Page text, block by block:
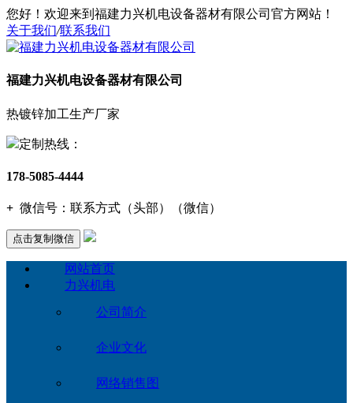
您好！欢迎来到福建力兴机电设备器材有限公司官方网站！
关于我们/联系我们
福建力兴机电设备器材有限公司
热镀锌加工生产厂家
定制热线：
178-5085-4444
+ 微信号： 联系方式（头部）（微信）
点击复制微信
网站首页
力兴机电
公司简介
企业文化
网络销售图